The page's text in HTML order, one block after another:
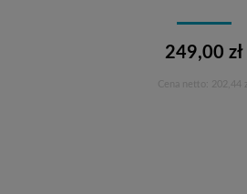
249,00 zł
202,44 zł